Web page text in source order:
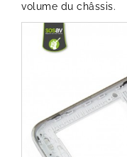
volume du châssis.